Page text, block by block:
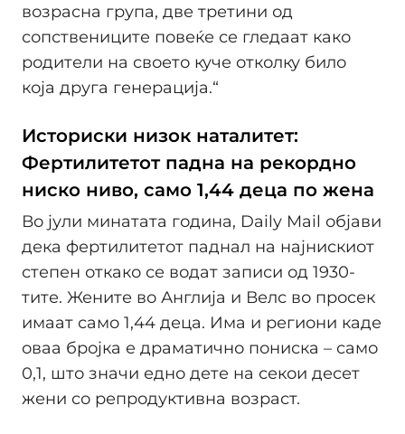
возрасна група, две третини од
сопствениците повеќе се гледаат како
родители на своето куче отколку било
која друга генерација.“
Историски низок наталитет:
Фертилитетот падна на рекордно
ниско ниво, само 1,44 деца по жена
Во јули минатата година, Daily Mail објави
дека фертилитетот паднал на најнискиот
степен откако се водат записи од 1930-
тите. Жените во Англија и Велс во просек
имаат само 1,44 деца. Има и региони каде
оваа бројка е драматично пониска – само
0,1, што значи едно дете на секои десет
жени со репродуктивна возраст.